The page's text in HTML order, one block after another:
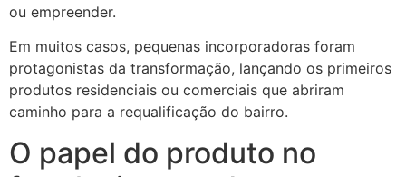
ou empreender.
Em muitos casos, pequenas incorporadoras foram
protagonistas da transformação, lançando os primeiros
produtos residenciais ou comerciais que abriram
caminho para a requalificação do bairro.
O papel do produto no